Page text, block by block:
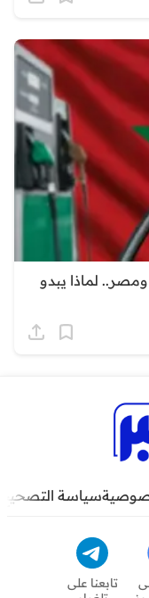
لماذا يبدو
سياسة التصحيح
تابعنا على